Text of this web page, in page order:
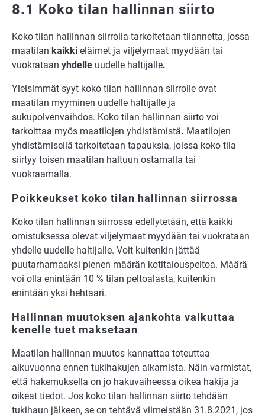
8.1 Koko tilan hallinnan siirto
Koko tilan hallinnan siirrolla tarkoitetaan tilannetta, jossa
maatilan kaikki eläimet ja viljelymaat myydään tai
vuokrataan yhdelle uudelle haltijalle.
Yleisimmät syyt koko tilan hallinnan siirrolle ovat
maatilan myyminen uudelle haltijalle ja
sukupolvenvaihdos. Koko tilan hallinnan siirto voi
tarkoittaa myös maatilojen yhdistämistä. Maatilojen
yhdistämisellä tarkoitetaan tapauksia, joissa koko tila
siirtyy toisen maatilan haltuun ostamalla tai
vuokraamalla.
Poikkeukset koko tilan hallinnan siirrossa
Koko tilan hallinnan siirrossa edellytetään, että kaikki
omistuksessa olevat viljelymaat myydään tai vuokrataan
yhdelle uudelle haltijalle. Voit kuitenkin jättää
puutarhamaaksi pienen määrän kotitalouspeltoa. Määrä
voi olla enintään 10 % tilan peltoalasta, kuitenkin
enintään yksi hehtaari.
Hallinnan muutoksen ajankohta vaikuttaa
kenelle tuet maksetaan
Maatilan hallinnan muutos kannattaa toteuttaa
alkuvuonna ennen tukihakujen alkamista. Näin varmistat,
että hakemuksella on jo hakuvaiheessa oikea hakija ja
oikeat tiedot. Jos koko tilan hallinnan siirto tehdään
tukihaun jälkeen, se on tehtävä viimeistään 31.8.2021, jos